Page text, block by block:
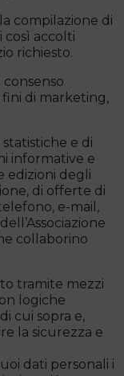
compilazione di
accolti
richiesto.
di marketing,
e di
informative e
edizioni degli
di offerte di
e-mail,
collaborino
tramite mezzi
logiche
cui sopra e,
la sicurezza e
dati personali i